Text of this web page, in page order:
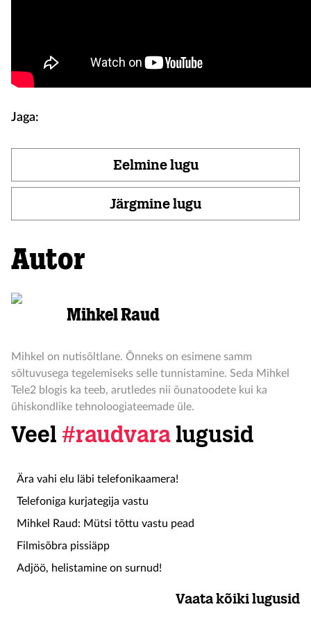
Jaga:
Eelmine lugu
Järgmine lugu
Autor
Mihkel Raud
Mihkel on nutisõltlane. Õnneks on esimene samm
sõltuvusega tegelemiseks selle tunnistamine. Seda Mihkel
Tele2 blogis ka teeb, arutledes nii õunatoodete kui ka
ühiskondlike tehnoloogiateemade üle.
Veel #raudvara lugusid
Ära vahi elu läbi telefonikaamera!
Telefoniga kurjategija vastu
Mihkel Raud: Mütsi tõttu vastu pead
Filmisõbra pissiäpp
Adjöö, helistamine on surnud!
Vaata kõiki lugusid